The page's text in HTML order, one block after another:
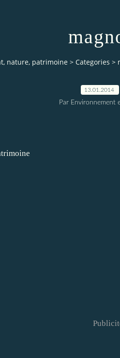
nature, patrimoine > Categories >
13.01.2014
Par Environnement